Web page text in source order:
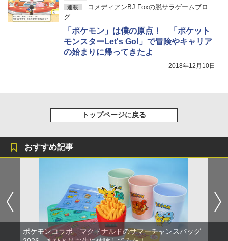
連載
コメディアンBJ Foxの脱サラゲームブロ
グ
「ポケモン」は僕の原点！ 「ポケット
モンスターLet's Go!」で冒険やキャリア
の始まりに帰ってきたよ
2018年12月10日
トップページに戻る
おすすめ記事
ポケモンコラボ「マクドナルドのサマーチャンスバッグ